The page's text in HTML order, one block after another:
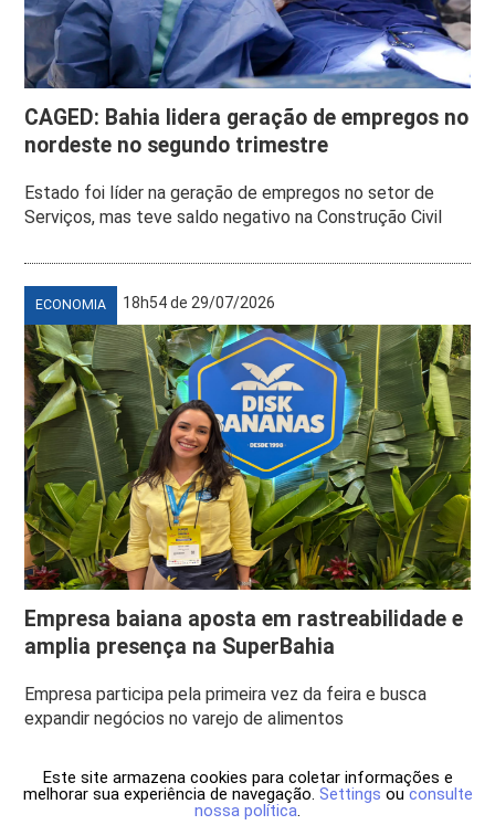
CAGED: Bahia lidera geração de empregos no
nordeste no segundo trimestre
Estado foi líder na geração de empregos no setor de
Serviços, mas teve saldo negativo na Construção Civil
ECONOMIA 18h54 de 29/07/2026
Empresa baiana aposta em rastreabilidade e
amplia presença na SuperBahia
Empresa participa pela primeira vez da feira e busca
expandir negócios no varejo de alimentos
Este site armazena cookies para coletar informações e
melhorar sua experiência de navegação. Settings ou consulte
nossa política.